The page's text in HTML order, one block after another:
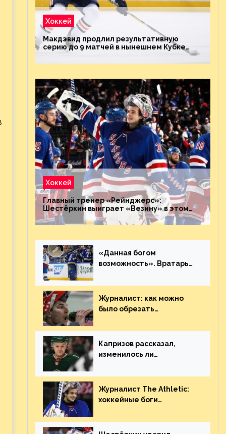
Хоккей
Макдэвид продлил результативную
серию до 9 матчей в нынешнем Кубке
Хоккей
Главный тренер «Рейнджерс»:
Шестёркин выиграет «Везину» в этом
году. Он невероятен
«Данная богом
возможность». Вратарь
о броске бутылкой в
Кадри
Журналист: как можно
было обрезать
Деанджело? Плохая
работа, ESPN
Капризов рассказал,
изменилось ли
из-за ситуации на
Украине
Журналист The Athletic:
хоккейные боги
стабильно великолепную
игру